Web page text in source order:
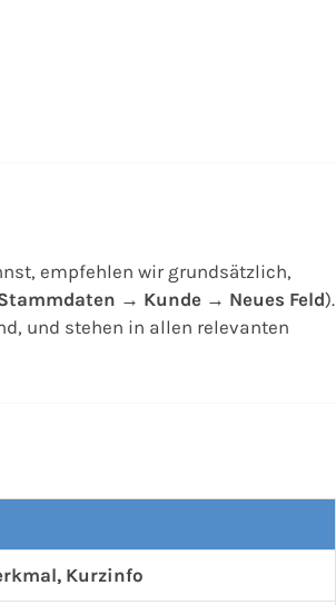
empfehlen wir grundsätzlich,
→ Kunde → Neues Feld).
und stehen in allen relevanten
Kurzinfo